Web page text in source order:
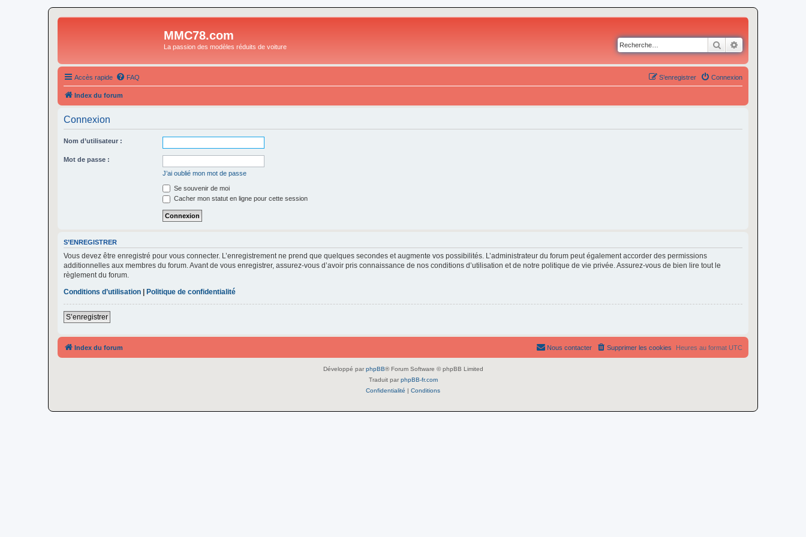
MMC78.com
La passion des modèles réduits de voiture Rechercher
Accès rapide FAQ Connexion
S’enregistrer
Index du forum
Connexion
Nom d’utilisateur :
Mot de passe :
J’ai oublié mon mot de passe
Se souvenir de moi
Cacher mon statut en ligne pour cette session
S’ENREGISTRER
Vous devez être enregistré pour vous connecter. L’enregistrement ne prend que quelques secondes et augmente vos possibilités. L’administrateur du forum peut également accorder des permissions
additionnelles aux membres du forum. Avant de vous enregistrer, assurez-vous d’avoir pris connaissance de nos conditions d’utilisation et de notre politique de vie privée. Assurez-vous de bien lire tout le
règlement du forum.
Conditions d’utilisation
Politique de confidentialité
S’enregistrer
Index du forum Heures au format UTC
Supprimer les cookies
Nous contacter
Développé par phpBB® Forum Software © phpBB Limited
Traduit par phpBB-fr.com
Confidentialité | Conditions